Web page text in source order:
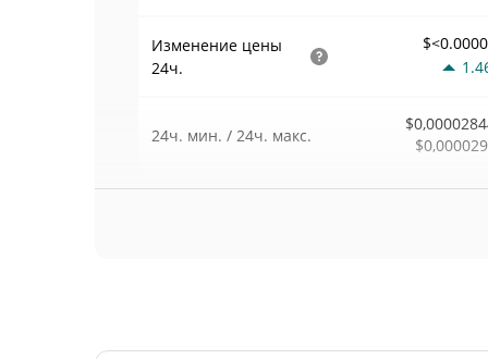
Изменение цены
24ч.
24ч. мин. / 24ч. макс.